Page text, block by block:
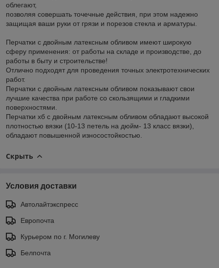
облегают,
позволяя совершать точечные действия, при этом надежно
защищая ваши руки от грязи и порезов стекла и арматуры.
Перчатки с двойным латексным обливом имеют широкую
сферу применения: от работы на складе и производстве, до
работы в быту и строительстве!
Отлично подходят для проведения точных электротехнических
работ.
Перчатки с двойным латексным обливом показывают свои
лучшие качества при работе со скользящими и гладкими
поверхностями.
Перчатки хб с двойным латексным обливом обладают высокой
плотностью вязки (10-13 петель на дюйм- 13 класс вязки),
обладают повышенной износостойкостью.
Скрыть
Условия доставки
Автолайтэкспресс
Европочта
Курьером по г. Могилеву
Белпочта